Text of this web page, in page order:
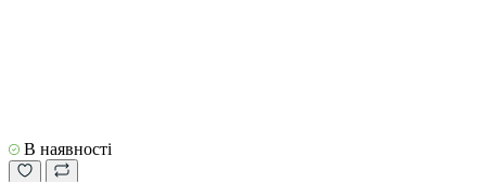
В наявності